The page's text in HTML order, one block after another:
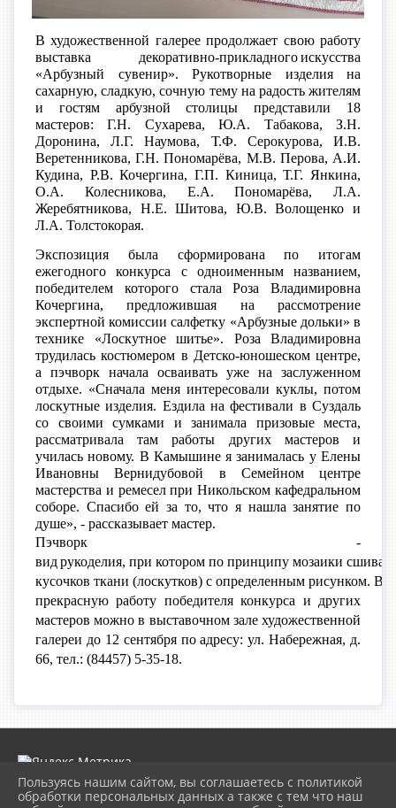
В художественной галерее продолжает свою работу
выставка декоративно-прикладного искусства
«Арбузный сувенир». Рукотворные изделия на
сахарную, сладкую, сочную тему на радость жителям
и гостям арбузной столицы представили 18
мастеров: Г.Н. Сухарева, Ю.А. Табакова, З.Н.
Доронина, Л.Г. Наумова, Т.Ф. Серокурова, И.В.
Веретенникова, Г.Н. Пономарёва, М.В. Перова, А.И.
Кудина, Р.В. Кочергина, Г.П. Киница, Т.Г. Янкина,
О.А. Колесникова, Е.А. Пономарёва, Л.А.
Жеребятникова, Н.Е. Шитова, Ю.В. Волощенко и
Л.А. Толстокорая.
Экспозиция была сформирована по итогам
ежегодного конкурса с одноименным названием,
победителем которого стала Роза Владимировна
Кочергина, предложившая на рассмотрение
экспертной комиссии салфетку «Арбузные дольки» в
технике «Лоскутное шитье». Роза Владимировна
трудилась костюмером в Детско-юношеском центре,
а пэчворк начала осваивать уже на заслуженном
отдыхе. «Сначала меня интересовали куклы, потом
лоскутные изделия. Ездила на фестивали в Суздаль
со своими сумками и занимала призовые места,
рассматривала там работы других мастеров и
училась новому. В Камышине я занималась у Елены
Ивановны Вернидубовой в Семейном центре
мастерства и ремесел при Никольском кафедральном
соборе. Спасибо ей за то, что я нашла занятие по
душе», - рассказывает мастер.
Пэчворк -
видрукоделия, при котором по принципу мозаики
кусочков ткани (лоскутков) с определенным рисунком. В
прекрасную работу победителя конкурса и других
мастеров можно в выставочном зале художественной
галереи до 12 сентября по адресу: ул. Набережная, д.
66, тел.: (84457) 5-35-18.
Пользуясь нашим сайтом, вы соглашаетесь с политикой
обработки персональных данных а также с тем что наш